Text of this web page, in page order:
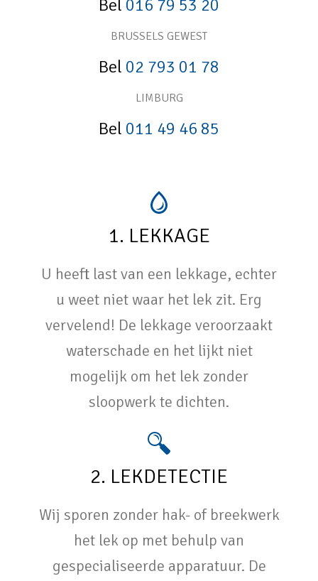
Bel 016 79 53 20
BRUSSELS GEWEST
Bel 02 793 01 78
LIMBURG
Bel 011 49 46 85
1. LEKKAGE
U heeft last van een lekkage, echter
u weet niet waar het lek zit. Erg
vervelend! De lekkage veroorzaakt
waterschade en het lijkt niet
mogelijk om het lek zonder
sloopwerk te dichten.
2. LEKDETECTIE
Wij sporen zonder hak- of breekwerk
het lek op met behulp van
gespecialiseerde apparatuur. De